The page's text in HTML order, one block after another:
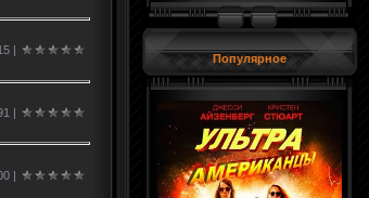
|
|
|
Популярное